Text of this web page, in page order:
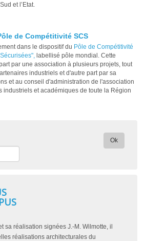
et l’Etat.
de Compétitivité SCS
dans le dispositif du Pôle de Compétitivité
labellisé pôle mondial. Cette
par une association à plusieurs projets, tout
industriels et d'autre part par sa
et au conseil d'administration de l'association
industriels et académiques de toute la Région
Ok
sa réalisation signées J.-M. Wilmotte, il
réalisations architecturales du